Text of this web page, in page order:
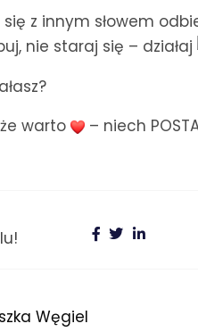
z innym słowem
nie staraj się – działaj
że warto
– niech
Węgiel